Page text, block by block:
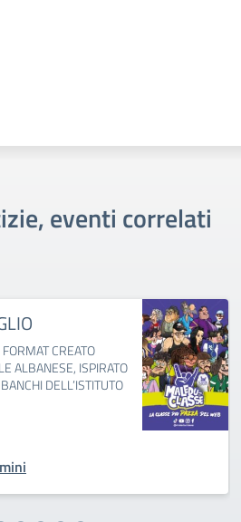
eventi correlati
CREATO
ALBANESE, ISPIRATO
DELL’ISTITUTO